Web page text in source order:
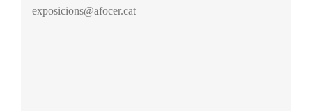
exposicions@afocer.cat